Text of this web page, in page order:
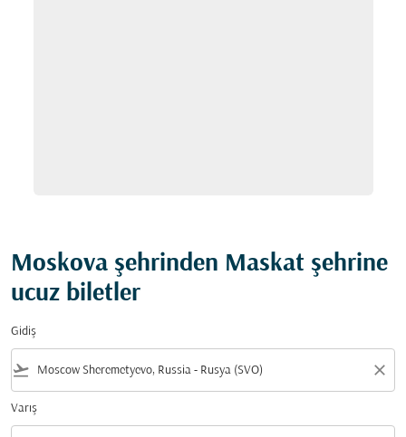
Moskova şehrinden Maskat şehrine
ucuz biletler
Gidiş
flight_takeoff close
Varış